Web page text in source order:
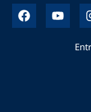
F
a
c
Y
o
u